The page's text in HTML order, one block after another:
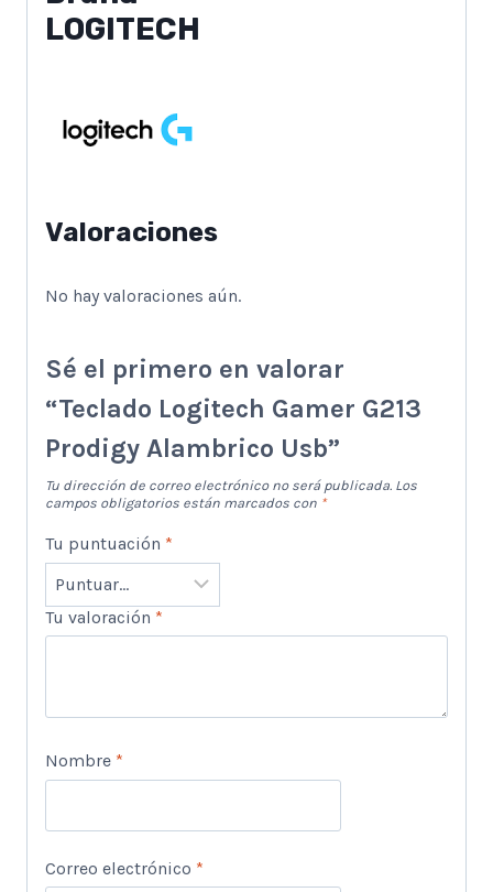
LOGITECH
Valoraciones
No hay valoraciones aún.
Sé el primero en valorar
“Teclado Logitech Gamer G213
Prodigy Alambrico Usb”
Tu dirección de correo electrónico no será publicada. Los
campos obligatorios están marcados con *
Tu puntuación *
Tu valoración *
Nombre *
Correo electrónico *